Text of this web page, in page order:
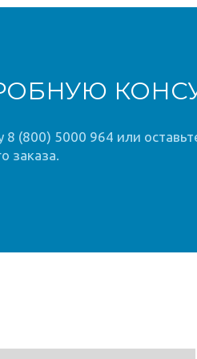
(800) 5000 964 или
заказа.